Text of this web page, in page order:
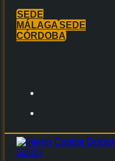
SEDE
MÁLAGASEDE
CÓRDOBA